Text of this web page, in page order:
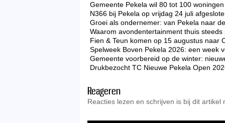
Gemeente Pekela wil 80 tot 100
N366 bij Pekela op vrijdag 24 juli
Groei als ondernemer: van Pekela naar
Waarom avondentertainment thuis
Fien & Teun komen op 15 augustus naar
Spelweek Boven Pekela 2026: een week
Gemeente voorbereid op de winter:
Drukbezocht TC Nieuwe Pekela Open
Reageren
Reacties lezen en schrijven is bij dit artikel